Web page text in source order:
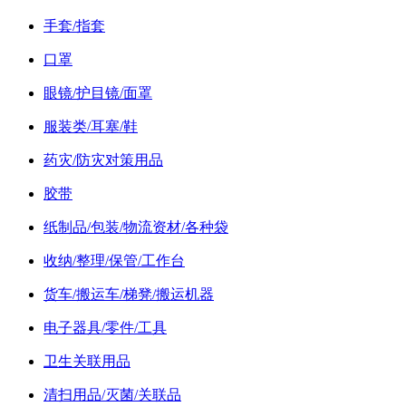
手套/指套
口罩
眼镜/护目镜/面罩
服装类/耳塞/鞋
药灾/防灾对策用品
胶带
纸制品/包装/物流资材/各种袋
收纳/整理/保管/工作台
货车/搬运车/梯凳/搬运机器
电子器具/零件/工具
卫生关联用品
清扫用品/灭菌/关联品